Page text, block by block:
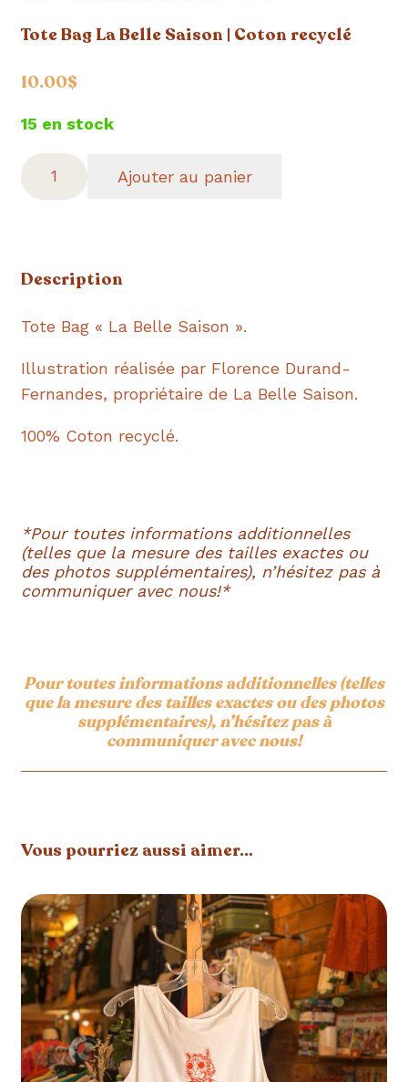
Tote Bag La Belle Saison | Coton recyclé
10.00$
15 en stock
quantité
de
Saison
Coton
recyclé
Ajouter au panier
Description
Tote Bag « La Belle Saison ».
Illustration réalisée par Florence Durand-
Fernandes, propriétaire de La Belle Saison.
100% Coton recyclé.
*Pour toutes informations additionnelles
(telles que la mesure des tailles exactes ou
des photos supplémentaires), n’hésitez pas à
communiquer avec nous!*
Pour toutes informations additionnelles (telles
que la mesure des tailles exactes ou des photos
supplémentaires), n’hésitez pas à
communiquer avec nous!
Vous pourriez aussi aimer…